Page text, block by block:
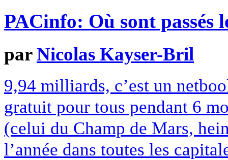
PACinfo: Où sont passés
parNicolas Kayser-Bril
9,94 milliards, c’est un
gratuit pour tous pendant 6
(celui du Champ de Mars,
l’année dans toutes les